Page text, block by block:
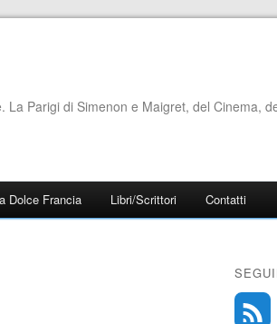
La Parigi di Simenon e Maigret, del Cinema,
Dolce Francia Libri/Scrittori Contatti